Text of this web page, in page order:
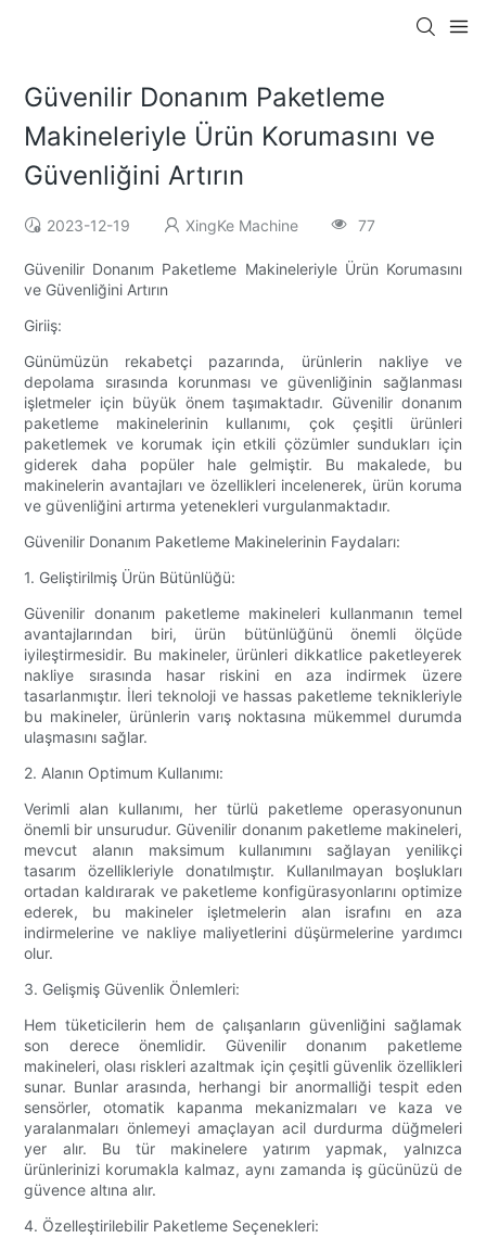
Güvenilir Donanım Paketleme
Makineleriyle Ürün Korumasını ve
Güvenliğini Artırın
2023-12-19 XingKe Machine 77
Güvenilir Donanım Paketleme Makineleriyle Ürün Korumasını
ve Güvenliğini Artırın
Giriiş:
Günümüzün rekabetçi pazarında, ürünlerin nakliye ve
depolama sırasında korunması ve güvenliğinin sağlanması
işletmeler için büyük önem taşımaktadır. Güvenilir donanım
paketleme makinelerinin kullanımı, çok çeşitli ürünleri
paketlemek ve korumak için etkili çözümler sundukları için
giderek daha popüler hale gelmiştir. Bu makalede, bu
makinelerin avantajları ve özellikleri incelenerek, ürün koruma
ve güvenliğini artırma yetenekleri vurgulanmaktadır.
Güvenilir Donanım Paketleme Makinelerinin Faydaları:
1. Geliştirilmiş Ürün Bütünlüğü:
Güvenilir donanım paketleme makineleri kullanmanın temel
avantajlarından biri, ürün bütünlüğünü önemli ölçüde
iyileştirmesidir. Bu makineler, ürünleri dikkatlice paketleyerek
nakliye sırasında hasar riskini en aza indirmek üzere
tasarlanmıştır. İleri teknoloji ve hassas paketleme teknikleriyle
bu makineler, ürünlerin varış noktasına mükemmel durumda
ulaşmasını sağlar.
2. Alanın Optimum Kullanımı:
Verimli alan kullanımı, her türlü paketleme operasyonunun
önemli bir unsurudur. Güvenilir donanım paketleme makineleri,
mevcut alanın maksimum kullanımını sağlayan yenilikçi
tasarım özellikleriyle donatılmıştır. Kullanılmayan boşlukları
ortadan kaldırarak ve paketleme konfigürasyonlarını optimize
ederek, bu makineler işletmelerin alan israfını en aza
indirmelerine ve nakliye maliyetlerini düşürmelerine yardımcı
olur.
3. Gelişmiş Güvenlik Önlemleri:
Hem tüketicilerin hem de çalışanların güvenliğini sağlamak
son derece önemlidir. Güvenilir donanım paketleme
makineleri, olası riskleri azaltmak için çeşitli güvenlik özellikleri
sunar. Bunlar arasında, herhangi bir anormalliği tespit eden
sensörler, otomatik kapanma mekanizmaları ve kaza ve
yaralanmaları önlemeyi amaçlayan acil durdurma düğmeleri
yer alır. Bu tür makinelere yatırım yapmak, yalnızca
ürünlerinizi korumakla kalmaz, aynı zamanda iş gücünüzü de
güvence altına alır.
4. Özelleştirilebilir Paketleme Seçenekleri: